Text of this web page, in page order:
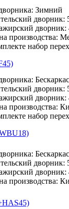
Зимний
дворник:
дворник:
производства:
набор
дворник:
дворник:
производства:
набор
дворник:
дворник:
производства: